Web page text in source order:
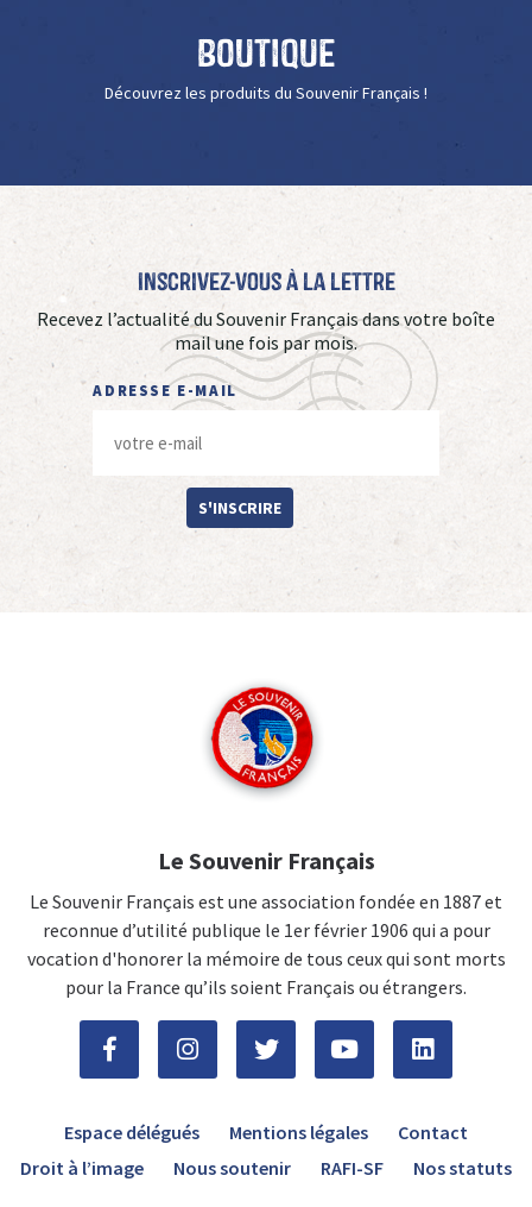
Boutique
Découvrez les produits du Souvenir Français !
Inscrivez-vous à La Lettre
Recevez l’actualité du Souvenir Français dans votre boîte
mail une fois par mois.
ADRESSE E-MAIL
S'INSCRIRE
Le Souvenir Français
Le Souvenir Français est une association fondée en 1887 et
reconnue d’utilité publique le 1er février 1906 qui a pour
vocation d'honorer la mémoire de tous ceux qui sont morts
pour la France qu’ils soient Français ou étrangers.
Espace délégués Mentions légales
Contact
Droit à l’image
Nous soutenir RAFI-SF Nos statuts